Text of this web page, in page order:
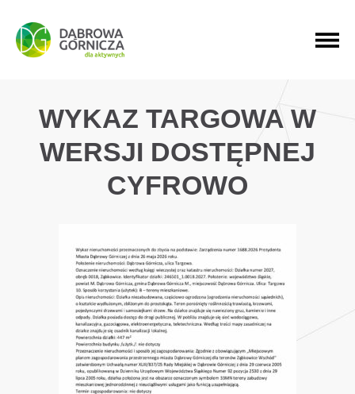
PRZEJDŹ DO MENU GŁÓWNEGO
PRZEJDŹ DO WYSZUKIWARKI
PRZEJDŹ DO TREŚCI
WYKAZ TARGOWA W
WERSJI DOSTĘPNEJ
CYFROWO